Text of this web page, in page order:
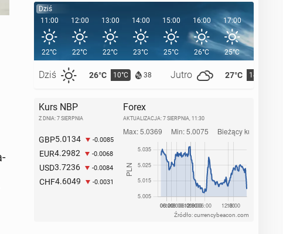
Dziś
11:00
22°C
Dziś 26°C 10°C 38 Jutro 27°C 14°C
12:00
22°C
13:00
22°C
14:00
23°C
15:00
25°C
16:00
26°C
17:00
25°C
18:00
Kurs NBP
Z DNIA: 7 SIERPNIA
GBP5.0134 -0.0085
EUR4.2982 -0.0068
USD3.7236 -0.0084
CHF4.6049 -0.0031
Forex
AKTUALIZACJA: 7 SIERPNIA, 11:30
Źródło: currencybeacon.com